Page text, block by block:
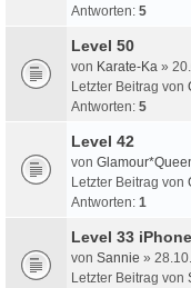
Antworten: 5
Level 50
von Karate-Ka »
Letzter Beitrag von
Antworten: 5
Level 42
von
Letzter Beitrag von
Antworten: 1
Level 33 iPhone
von Sannie »
Letzter Beitrag von